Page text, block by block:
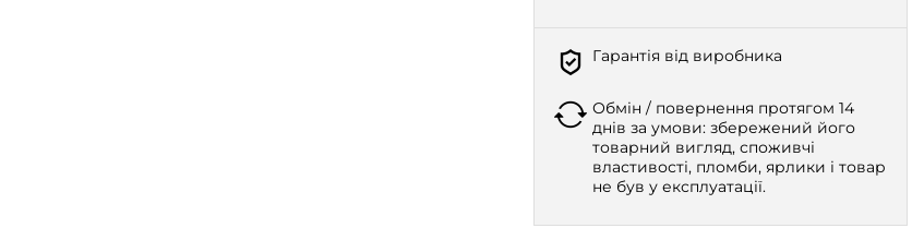
Гарантія від виробника
Обмін / повернення протягом 14
днів за умови: збережений його
товарний вигляд, споживчі
властивості, пломби, ярлики і товар
не був у експлуатації.